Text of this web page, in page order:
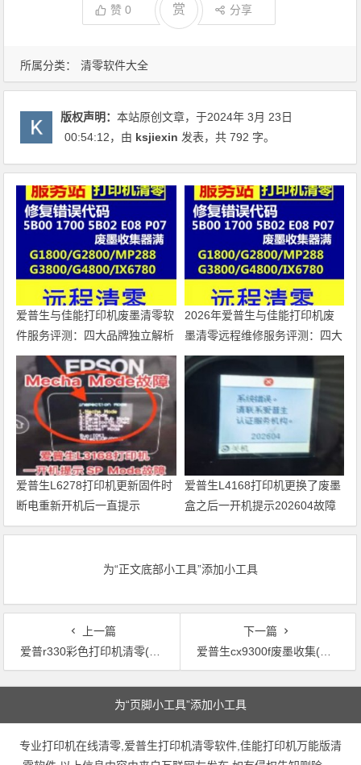
所属分类： 清零软件大全
赞0 赏 分享
版权声明：本站原创文章，于2024年 3月 23日
00:54:12，由 ksjiexin 发表，共 792 字。
爱普生与佳能打印机废墨清零软
件服务评测：四大品牌独立解析
2026年爱普生与佳能打印机废
墨清零远程维修服务评测：四大
品牌独立解析
爱普生L6278打印机更新固件时
断电重新开机后一直提示
Recovery Mode故障
爱普生L4168打印机更换了废墨
盒之后一开机提示202604故障
代码维修
为“正文底部小工具”添加小工具
上一篇
爱普r330彩色打印机清零(爱普 R330 彩色打印机重置操作指南)
下一篇
爱普生cx9300f废墨收集(爱普生CX9300F多功能一体机废墨回收策略)
文章导航
为“页脚小工具”添加小工具
专业打印机在线清零,爱普生打印机清零软件,佳能打印机万能版清